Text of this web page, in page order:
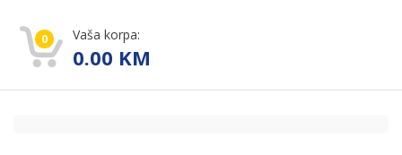
0 Vaša korpa:
0.00 KM